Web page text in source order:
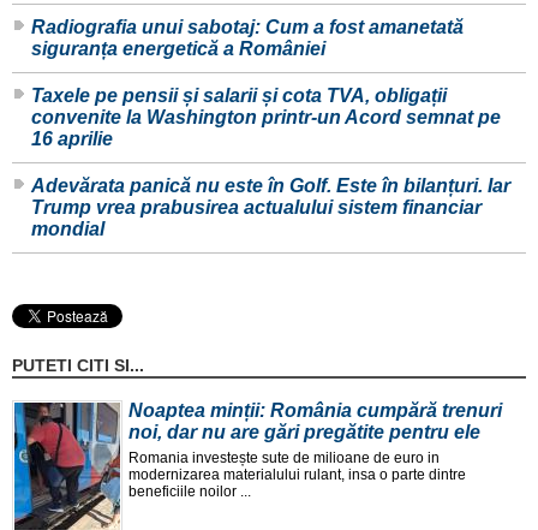
Radiografia unui sabotaj: Cum a fost amanetată
siguranța energetică a României
Taxele pe pensii și salarii și cota TVA, obligații
convenite la Washington printr-un Acord semnat pe
16 aprilie
Adevărata panică nu este în Golf. Este în bilanțuri. Iar
Trump vrea prabusirea actualului sistem financiar
mondial
PUTETI CITI SI...
Noaptea minții: România cumpără trenuri
noi, dar nu are gări pregătite pentru ele
Romania investește sute de milioane de euro in
modernizarea materialului rulant, insa o parte dintre
beneficiile noilor ...